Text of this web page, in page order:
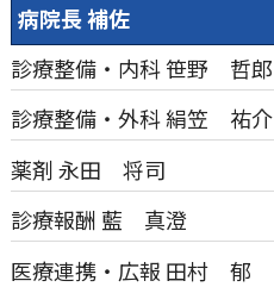
病院長 補佐
診療整備・内科笹野 哲郎
診療整備・外科絹笠 祐介
薬剤永田 将司
診療報酬 藍 真澄
医療連携・広報 田村 郁